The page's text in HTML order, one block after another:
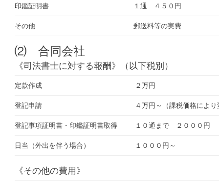
印鑑証明書 １通 ４５０円
その他 郵送料等の実費
⑵ 合同会社
《司法書士に対する報酬》（以下税別）
定款作成 ２万円
登記申請 ４万円～（課税価格によ
登記事項証明書・印鑑証明書取得 １０通まで ２０００円
日当（外出を伴う場合） １０００円～
《その他の費用》